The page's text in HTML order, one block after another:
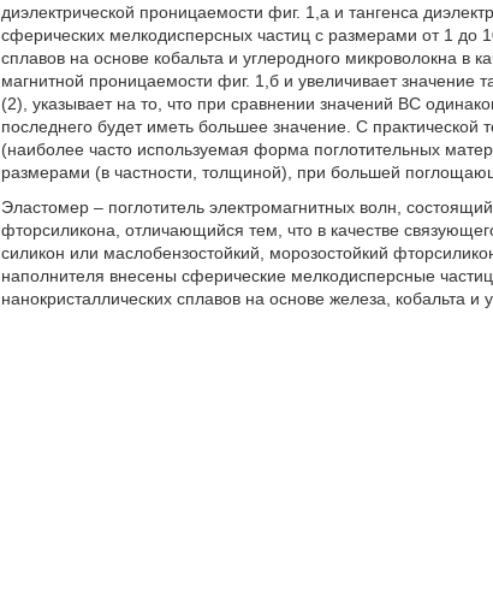
диэлектрической проницаемости фиг. 1,а и тангенса
сферических мелкодисперсных частиц с размерами от 1 до
сплавов на основе кобальта и углеродного микроволокна в
магнитной проницаемости фиг. 1,б и увеличивает значение
(2), указывает на то, что при сравнении значений ВС
последнего будет иметь большее значение. С практической
(наиболее часто используемая форма поглотительных
размерами (в частности, толщиной), при большей
Эластомер – поглотитель электромагнитных волн,
фторсиликона, отличающийся тем, что в качестве
силикон или маслобензостойкий, морозостойкий
наполнителя внесены сферические мелкодисперсные
нанокристаллических сплавов на основе железа, кобальта и